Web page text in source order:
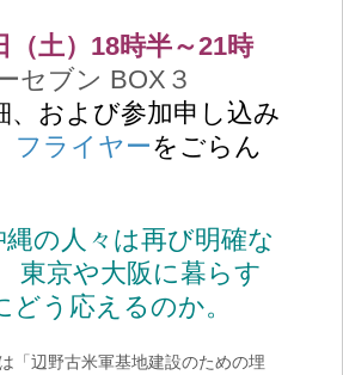
土） 18時半～21時
セブン BOX３
、および参加申し込み
フライヤーをごらん
縄の人々は再び明確な
東京や大阪に暮らす
う応えるのか。
「辺野古米軍基地建設のための埋